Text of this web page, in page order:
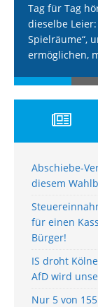
Tag für Tag
dieselbe
Spielräume“,
ermöglichen,
Abschiebe-
diesem
für einen
Bürger!
IS droht
AfD wird
Nur 5 von